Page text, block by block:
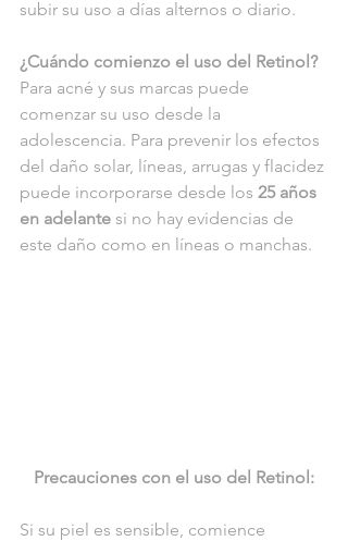
subir su uso a días alternos o diario.
¿Cuándo comienzo el uso del Retinol?
Para acné y sus marcas puede
comenzar su uso desde la
adolescencia. Para prevenir los efectos
del daño solar, líneas, arrugas y flacidez
puede incorporarse desde los 25 años
en adelante si no hay evidencias de
este daño como en líneas o manchas.
Precauciones con el uso del Retinol:
Si su piel es sensible, comience